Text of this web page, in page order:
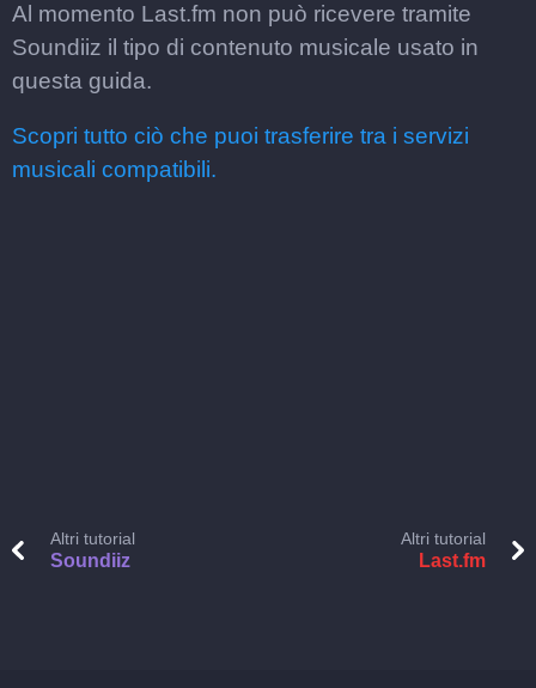
Al momento Last.fm non può ricevere tramite
Soundiiz il tipo di contenuto musicale usato in
questa guida.
Scopri tutto ciò che puoi trasferire tra i servizi
musicali compatibili.
Altri tutorial
Soundiiz
Altri tutorial
Last.fm